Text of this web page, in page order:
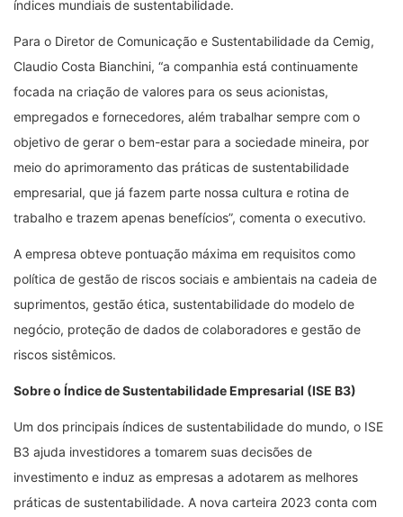
índices mundiais de sustentabilidade.
Para o Diretor de Comunicação e Sustentabilidade da Cemig,
Claudio Costa Bianchini, “a companhia está continuamente
focada na criação de valores para os seus acionistas,
empregados e fornecedores, além trabalhar sempre com o
objetivo de gerar o bem-estar para a sociedade mineira, por
meio do aprimoramento das práticas de sustentabilidade
empresarial, que já fazem parte nossa cultura e rotina de
trabalho e trazem apenas benefícios”, comenta o executivo.
A empresa obteve pontuação máxima em requisitos como
política de gestão de riscos sociais e ambientais na cadeia de
suprimentos, gestão ética, sustentabilidade do modelo de
negócio, proteção de dados de colaboradores e gestão de
riscos sistêmicos.
Sobre o Índice de Sustentabilidade Empresarial (ISE B3)
Um dos principais índices de sustentabilidade do mundo, o ISE
B3 ajuda investidores a tomarem suas decisões de
investimento e induz as empresas a adotarem as melhores
práticas de sustentabilidade. A nova carteira 2023 conta com